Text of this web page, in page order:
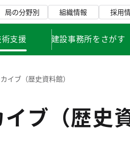
局の分野別 組織情報 採用
術支援 建設事務所をさがす
イブ（歴史資料館）
ブ（歴史